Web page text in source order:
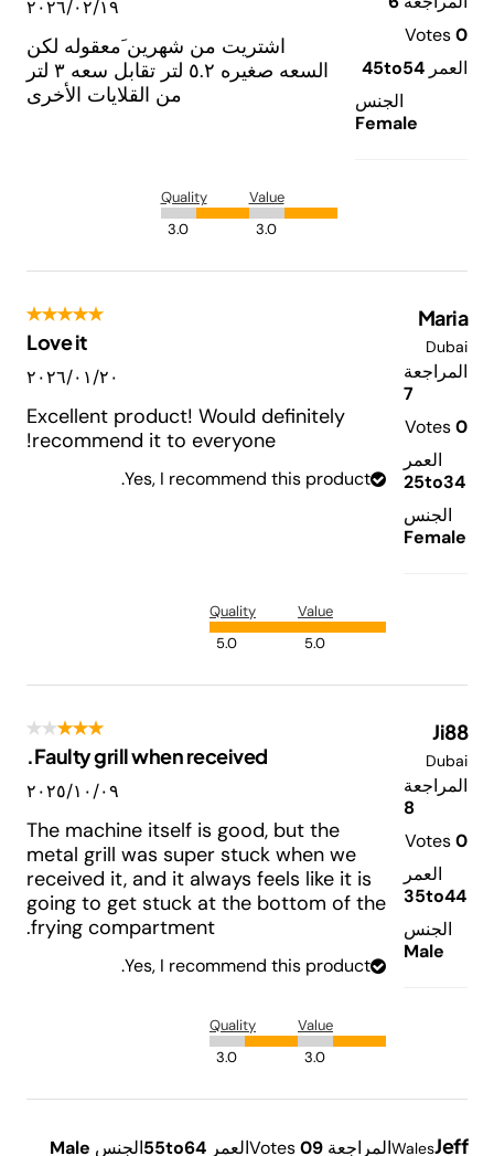
Votes0
العمر 45to54
الجنس
Female
١٩‏/٠٢‏/٢٠٢٦
اشتريت من شهرين َمعقوله لكن
السعه صغيره ٥.٢ لتر تقابل سعه ٣ لتر
من القلايات الأخرى
Value
3.0
Quality
3.0
Maria
Dubai
المراجعة
7
Votes0
العمر
25to34
الجنس
Female
Love it
٢٠‏/٠١‏/٢٠٢٦
Excellent product! Would definitely
recommend it to everyone!
Yes, I recommend this product.
Value
5.0
Quality
5.0
Ji88
Dubai
المراجعة
8
Votes0
العمر
35to44
الجنس
Male
Faulty grill when received.
٠٩‏/١٠‏/٢٠٢٥
The machine itself is good, but the
metal grill was super stuck when we
received it, and it always feels like it is
going to get stuck at the bottom of the
frying compartment.
Yes, I recommend this product.
Value
3.0
Quality
3.0
Jeff
Walesالمراجعة 9
Votes0 العمر 55to64الجنس Male